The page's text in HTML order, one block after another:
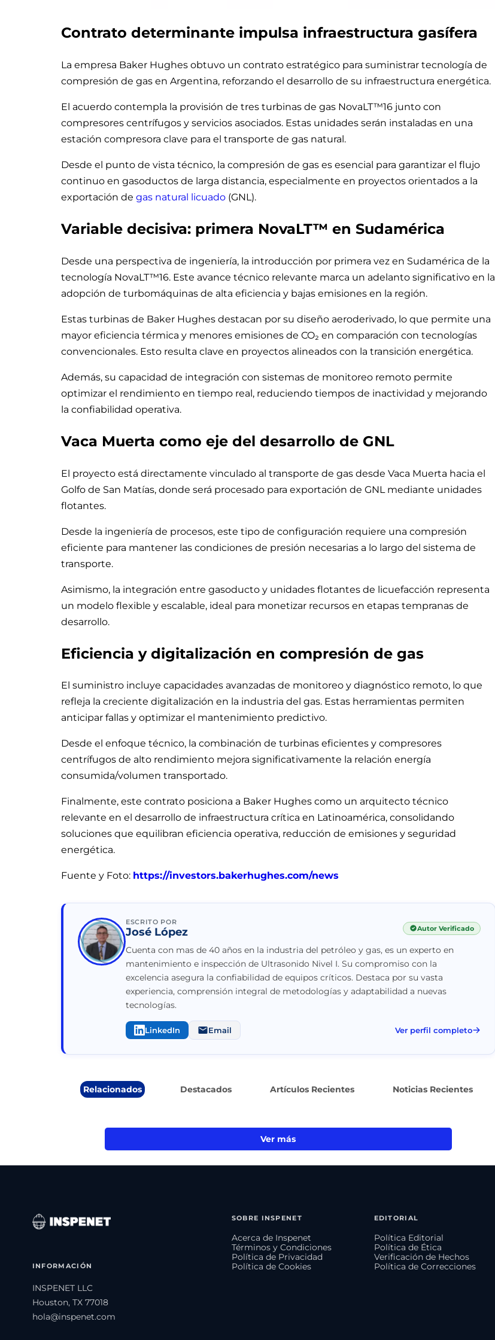
Contrato determinante impulsa infraestructura gasífera
La empresa Baker Hughes obtuvo un contrato estratégico para suministrar tecnología de
compresión de gas en Argentina, reforzando el desarrollo de su infraestructura energética.
El acuerdo contempla la provisión de tres turbinas de gas NovaLT™16 junto con
compresores centrífugos y servicios asociados. Estas unidades serán instaladas en una
estación compresora clave para el transporte de gas natural.
Desde el punto de vista técnico, la compresión de gas es esencial para garantizar el flujo
continuo en gasoductos de larga distancia, especialmente en proyectos orientados a la
exportación de gas natural licuado (GNL).
Variable decisiva: primera NovaLT™ en Sudamérica
Desde una perspectiva de ingeniería, la introducción por primera vez en Sudamérica de la
tecnología NovaLT™16. Este avance técnico relevante marca un adelanto significativo en la
adopción de turbomáquinas de alta eficiencia y bajas emisiones en la región.
Estas turbinas de Baker Hughes destacan por su diseño aeroderivado, lo que permite una
mayor eficiencia térmica y menores emisiones de CO₂ en comparación con tecnologías
convencionales. Esto resulta clave en proyectos alineados con la transición energética.
Además, su capacidad de integración con sistemas de monitoreo remoto permite
optimizar el rendimiento en tiempo real, reduciendo tiempos de inactividad y mejorando
la confiabilidad operativa.
Vaca Muerta como eje del desarrollo de GNL
El proyecto está directamente vinculado al transporte de gas desde Vaca Muerta hacia el
Golfo de San Matías, donde será procesado para exportación de GNL mediante unidades
flotantes.
Desde la ingeniería de procesos, este tipo de configuración requiere una compresión
eficiente para mantener las condiciones de presión necesarias a lo largo del sistema de
transporte.
Asimismo, la integración entre gasoducto y unidades flotantes de licuefacción representa
un modelo flexible y escalable, ideal para monetizar recursos en etapas tempranas de
desarrollo.
Eficiencia y digitalización en compresión de gas
El suministro incluye capacidades avanzadas de monitoreo y diagnóstico remoto, lo que
refleja la creciente digitalización en la industria del gas. Estas herramientas permiten
anticipar fallas y optimizar el mantenimiento predictivo.
Desde el enfoque técnico, la combinación de turbinas eficientes y compresores
centrífugos de alto rendimiento mejora significativamente la relación energía
consumida/volumen transportado.
Finalmente, este contrato posiciona a Baker Hughes como un arquitecto técnico
relevante en el desarrollo de infraestructura crítica en Latinoamérica, consolidando
soluciones que equilibran eficiencia operativa, reducción de emisiones y seguridad
energética.
Fuente y Foto: https://investors.bakerhughes.com/news
ESCRITO POR
José López Autor Verificado
Cuenta con mas de 40 años en la industria del petróleo y gas, es un experto en
mantenimiento e inspección de Ultrasonido Nivel I. Su compromiso con la
excelencia asegura la confiabilidad de equipos críticos. Destaca por su vasta
experiencia, comprensión integral de metodologías y adaptabilidad a nuevas
tecnologías.
LinkedIn Email Ver perfil completo
Relacionados Destacados Artículos Recientes Noticias Recientes
Ver más
INFORMACIÓN
INSPENET LLC
Houston, TX 77018
hola@inspenet.com
SOBRE INSPENET
Acerca de Inspenet
Términos y Condiciones
Política de Privacidad
Política de Cookies
EDITORIAL
Política Editorial
Política de Ética
Verificación de Hechos
Política de Correcciones